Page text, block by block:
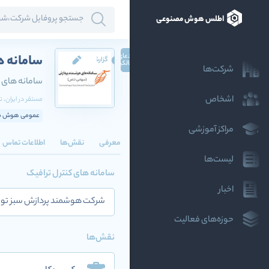
اطلس هوش مصنوعی
شرکت‌ها
اشخاص
مراکز آموزشی
لیست‌ها
اخبار
حوزه‌های فعالیت
سامانه های
مستقر درایران،
عمومی هوش
ادعای
مالکیت گزارش
معرفی نقش‌ها اطلاعات تماس
سامانه های کنترل ترافیک
شرکت هوشمند پردازش سبز
نقش‌ها